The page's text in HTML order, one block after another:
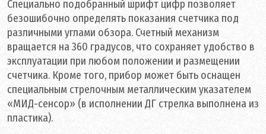
Специально подобранный шрифт цифр позволяет
безошибочно определять показания счетчика под
различными углами обзора. Счетный механизм
вращается на 360 градусов, что сохраняет удобство в
эксплуатации при любом положении и размещении
счетчика. Кроме того, прибор может быть оснащен
специальным стрелочным металлическим указателем
«МИД-сенсор» (в исполнении ДГ стрелка выполнена из
пластика).